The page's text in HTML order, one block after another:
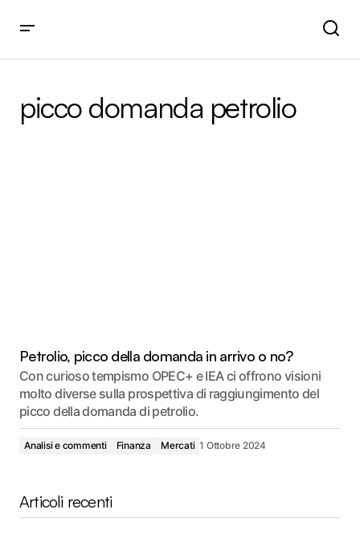
picco domanda petrolio
Petrolio, picco della domanda in arrivo o no?
Con curioso tempismo OPEC+ e IEA ci offrono visioni
molto diverse sulla prospettiva di raggiungimento del
picco della domanda di petrolio.
Analisi e commenti Finanza Mercati 1 Ottobre 2024
Articoli recenti